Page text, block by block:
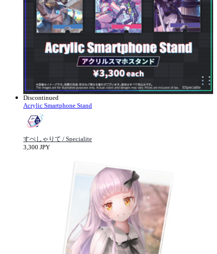
Discontinued
Acrylic Smartphone Stand
すぺしゃりて / Specialite
3,300 JPY